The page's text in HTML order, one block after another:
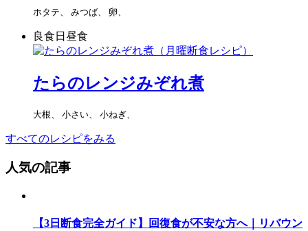
ホタテ、 みつば、 卵、
良食日昼食
たらのレンジみぞれ煮
大根、 小さい、 小ねぎ、
すべてのレシピをみる
人気の記事
【3日断食完全ガイド】回復食が不安な方へ｜リバウン